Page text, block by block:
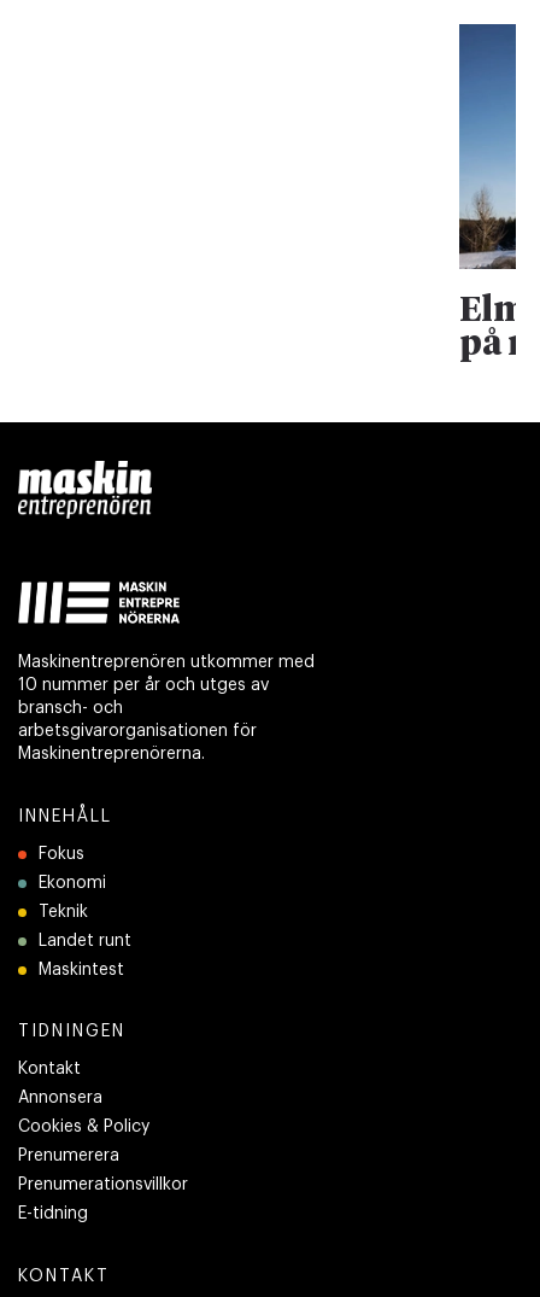
på
Maskinentreprenören utkommer med
10 nummer per år och utges av
bransch- och
arbetsgivarorganisationen för
Maskinentreprenörerna.
INNEHÅLL
Fokus
Ekonomi
Teknik
Landet runt
Maskintest
TIDNINGEN
Kontakt
Annonsera
Cookies & Policy
Prenumerera
Prenumerationsvillkor
E-tidning
KONTAKT